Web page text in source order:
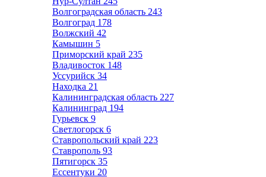
Волгоградская область 243
Волгоград 178
Волжский 42
Камышин 5
Приморский край 235
Владивосток 148
Уссурийск 34
Находка 21
Калининградская область 227
Калининград 194
Гурьевск 9
Светлогорск 6
Ставропольский край 223
Ставрополь 93
Пятигорск 35
Ессентуки 20